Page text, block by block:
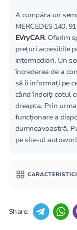
A cumpăra un
MERCEDES 140,
EVryCAR. Oferim
prețuri accesibile
intermediari. Un
încrederea de a
să îi informați pe
când îndoiți cotul
dreapta. Prin
funcționare a
dumneavoastră.
pe site-ul
CARACTERISTICI
Share: